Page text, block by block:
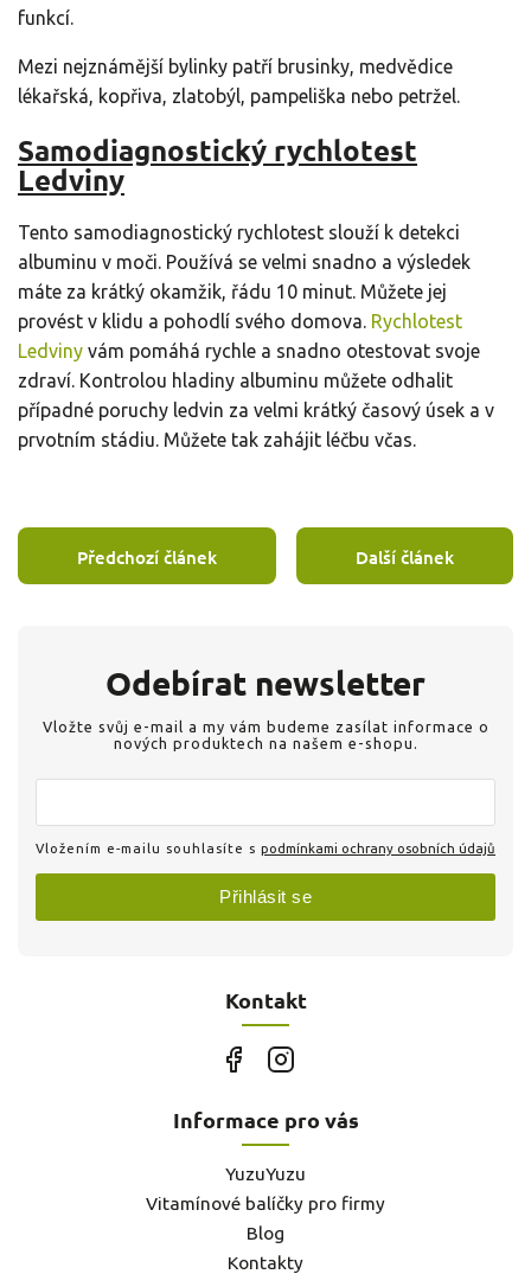
funkcí.
Mezi nejznámější bylinky patří brusinky, medvědice
lékařská, kopřiva, zlatobýl, pampeliška nebo petržel.
Samodiagnostický rychlotest
Ledviny
Tento samodiagnostický rychlotest slouží k detekci
albuminu v moči. Používá se velmi snadno a výsledek
máte za krátký okamžik, řádu 10 minut. Můžete jej
provést v klidu a pohodlí svého domova. Rychlotest
Ledviny vám pomáhá rychle a snadno otestovat svoje
zdraví. Kontrolou hladiny albuminu můžete odhalit
případné poruchy ledvin za velmi krátký časový úsek a v
prvotním stádiu. Můžete tak zahájit léčbu včas.
Předchozí článek Další článek
Kontakt
Odebírat newsletter
Vložte svůj e-mail a my vám budeme zasílat informace o
nových produktech na našem e-shopu.
Vložením e-mailu souhlasíte s podmínkami ochrany osobních údajů
Přihlásit se
Informace pro vás
YuzuYuzu
Vitamínové balíčky pro firmy
Blog
Kontakty